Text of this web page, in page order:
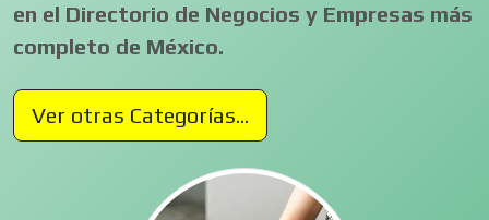
en el Directorio de Negocios y Empresas más
completo de México.
Ver otras Categorías...